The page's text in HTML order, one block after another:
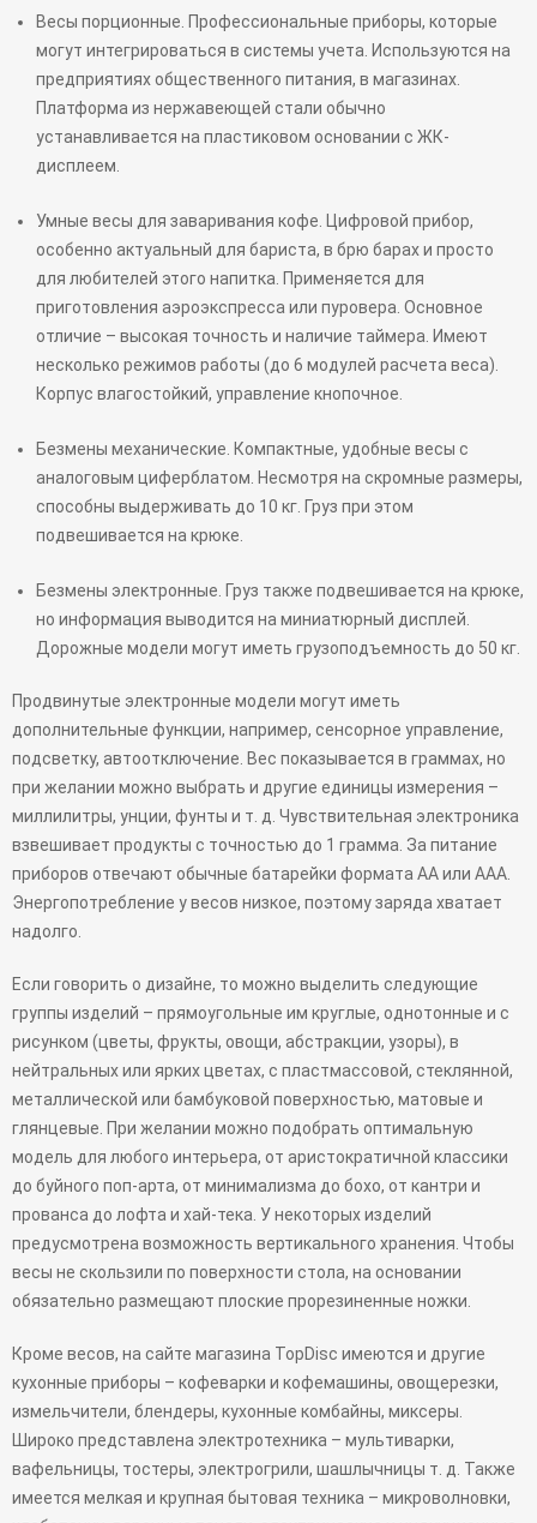
Весы порционные. Профессиональные приборы, которые
могут интегрироваться в системы учета. Используются на
предприятиях общественного питания, в магазинах.
Платформа из нержавеющей стали обычно
устанавливается на пластиковом основании с ЖК-
дисплеем.
Умные весы для заваривания кофе. Цифровой прибор,
особенно актуальный для бариста, в брю барах и просто
для любителей этого напитка. Применяется для
приготовления аэроэкспресса или пуровера. Основное
отличие – высокая точность и наличие таймера. Имеют
несколько режимов работы (до 6 модулей расчета веса).
Корпус влагостойкий, управление кнопочное.
Безмены механические. Компактные, удобные весы с
аналоговым циферблатом. Несмотря на скромные размеры,
способны выдерживать до 10 кг. Груз при этом
подвешивается на крюке.
Безмены электронные. Груз также подвешивается на крюке,
но информация выводится на миниатюрный дисплей.
Дорожные модели могут иметь грузоподъемность до 50 кг.
Продвинутые электронные модели могут иметь
дополнительные функции, например, сенсорное управление,
подсветку, автоотключение. Вес показывается в граммах, но
при желании можно выбрать и другие единицы измерения –
миллилитры, унции, фунты и т. д. Чувствительная электроника
взвешивает продукты с точностью до 1 грамма. За питание
приборов отвечают обычные батарейки формата АА или ААА.
Энергопотребление у весов низкое, поэтому заряда хватает
надолго.
Если говорить о дизайне, то можно выделить следующие
группы изделий – прямоугольные им круглые, однотонные и с
рисунком (цветы, фрукты, овощи, абстракции, узоры), в
нейтральных или ярких цветах, с пластмассовой, стеклянной,
металлической или бамбуковой поверхностью, матовые и
глянцевые. При желании можно подобрать оптимальную
модель для любого интерьера, от аристократичной классики
до буйного поп-арта, от минимализма до бохо, от кантри и
прованса до лофта и хай-тека. У некоторых изделий
предусмотрена возможность вертикального хранения. Чтобы
весы не скользили по поверхности стола, на основании
обязательно размещают плоские прорезиненные ножки.
Кроме весов, на сайте магазина TopDisc имеются и другие
кухонные приборы – кофеварки и кофемашины, овощерезки,
измельчители, блендеры, кухонные комбайны, миксеры.
Широко представлена электротехника – мультиварки,
вафельницы, тостеры, электрогрили, шашлычницы т. д. Также
имеется мелкая и крупная бытовая техника – микроволновки,